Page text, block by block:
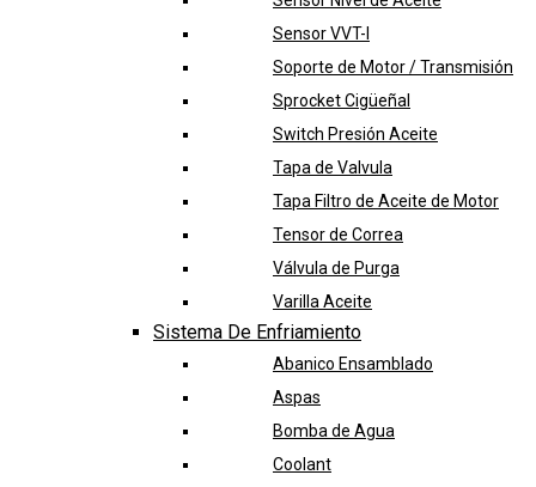
Sensor VVT-I
Soporte de Motor / Transmisión
Sprocket Cigüeñal
Switch Presión Aceite
Tapa de Valvula
Tapa Filtro de Aceite de Motor
Tensor de Correa
Válvula de Purga
Varilla Aceite
Sistema De Enfriamiento
Abanico Ensamblado
Aspas
Bomba de Agua
Coolant